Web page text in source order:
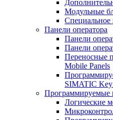
Модульные
Специальное
Панели оператора
Панели
Панели
Переносные
Mobile Panels
SIMATIC Key
Программируемые
Логические